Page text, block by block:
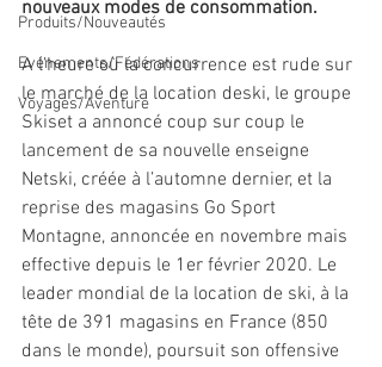
Produits/Nouveautés
Evénements/Fédérations
Voyages/Aventure
nouveaux modes de consommation.
A l’heure où la concurrence est rude sur
le marché de la location deski, le groupe
Skiset a annoncé coup sur coup le
lancement de sa nouvelle enseigne
Netski, créée à l’automne dernier, et la
reprise des magasins Go Sport
Montagne, annoncée en novembre mais
effective depuis le 1er février 2020. Le
leader mondial de la location de ski, à la
tête de 391 magasins en France (850
dans le monde), poursuit son offensive